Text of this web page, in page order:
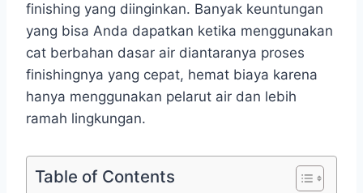
finishing yang diinginkan. Banyak keuntungan
yang bisa Anda dapatkan ketika menggunakan
cat berbahan dasar air diantaranya proses
finishingnya yang cepat, hemat biaya karena
hanya menggunakan pelarut air dan lebih
ramah lingkungan.
Table of Contents